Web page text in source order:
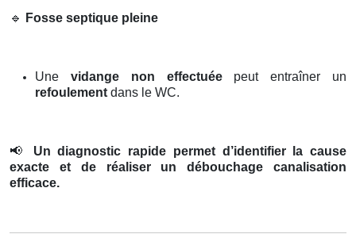
🔹 Fosse septique pleine
Une vidange non effectuéepeut entraîner un
refoulement dans le WC.
📢
Un diagnostic rapide permet d’identifier la cause
exacte et de réaliser un débouchage canalisation
efficace.